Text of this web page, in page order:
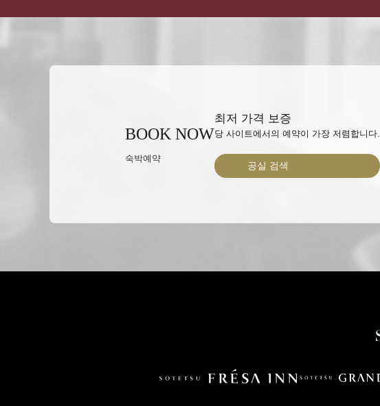
BOOK NOW
숙박예약
최저 가격 보증
당 사이트에서의 예약이 가장 저렴합니다.
공실 검색